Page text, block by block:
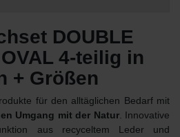
DOUBLE
4-teilig in
+ Größen
für den alltäglichen Bedarf mit
Umgang mit der Natur. Innovative
aus recyceltem Leder und